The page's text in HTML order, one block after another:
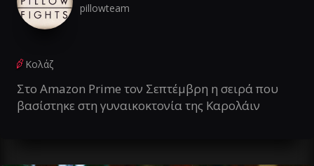
pillowteam
Κολάζ
Στο Amazon Prime τον Σεπτέμβρη η σειρά που
βασίστηκε στη γυναικοκτονία της Καρολάιν